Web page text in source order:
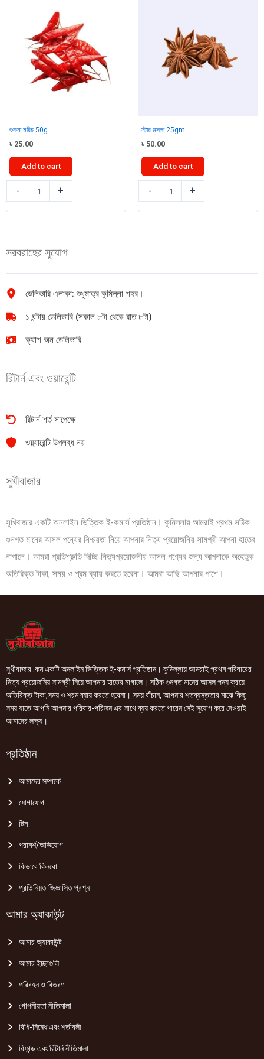
শুকনা মরিচ 50g
৳ 25.00
Add to cart
-
মরিচ
50g
+
স্টার মসলা 25gm
৳ 50.00
Add to cart
-
মসলা
25gm
+
সরবরাহের সুযোগ
ডেলিভারি এলাকা: শুধুমাত্র কুমিল্লা শহর।
১ ঘন্টায় ডেলিভারি (সকাল ৮টা থেকে রাত ৮টা)
ক্যাশ অন ডেলিভারি
রিটার্ন এবং ওয়ারেন্টি
রিটার্ন শর্ত সাপেক্ষে
ওয়্যারেন্টি উপলব্ধ নয়
সুখীবাজার
সুখিবাজার একটি অনলাইন ভিত্তিক ই-কমার্স প্রতিষ্ঠান। কুমিল্লায় আমরাই প্রথম সঠিক
গুনগত মানের আসল পন্যের নিশ্চয়তা নিয়ে আপনার নিত্য প্রয়োজনিয় সামগ্রী আপনা হাতের
নাগালে। আমরা প্রতিশ্রুতি দিচ্ছি নিত্যপ্রয়োজনীয় আসল পণ্যের জন্য আপনাকে অহেতুক
অতিরিক্ত টাকা, সময় ও শ্রম ব্যায় করতে হবেনা। আমরা আছি আপনার পাশে।
সুখীবাজার .কম একটি অনলাইন ভিত্তিক ই-কমার্স প্রতিষ্ঠান। কুমিল্লায় আমরাই প্রথম পরিবারের
নিত্য প্রয়োজনিয় সামগ্রী নিয়ে আপনার হাতের নাগালে। সঠিক গুনগত মানের আসল পন্য ক্রয়ে
অতিরিক্ত টাকা,সময় ও শ্রম ব্যায় করতে হবেনা। সময় বাঁচান, আপনার শতব্যস্ততার মাঝে কিছু
সময় যাতে আপনি আপনার পরিবার-পরিজন এর সাথে ব্যয় করতে পারেন সেই সুযোগ করে দেওয়াই
আমাদের লক্ষ্য।
প্রতিষ্ঠান
আমাদের সম্পর্কে
যোগাযোগ
টিম
পরামর্শ/অভিযোগ
কিভাবে কিনবো
প্রতিনিয়ত জিজ্ঞাসিত প্রশ্ন
আমার অ্যাকাউন্ট
আমার অ্যাকাউন্ট
আমার ইচ্ছাগুলি
পরিবহন ও বিতরণ
গোপনীয়তা নীতিমালা
বিধি-নিষেধ এবং শর্তাবলী
রিফান্ড এবং রিটার্ন নীতিমালা